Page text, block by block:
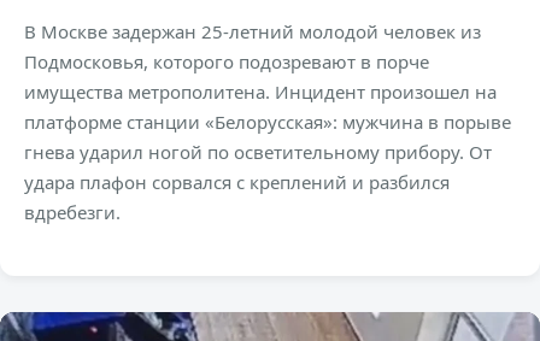
В Москве задержан 25-летний молодой человек из
Подмосковья, которого подозревают в порче
имущества метрополитена. Инцидент произошел на
платформе станции «Белорусская»: мужчина в порыве
гнева ударил ногой по осветительному прибору. От
удара плафон сорвался с креплений и разбился
вдребезги.